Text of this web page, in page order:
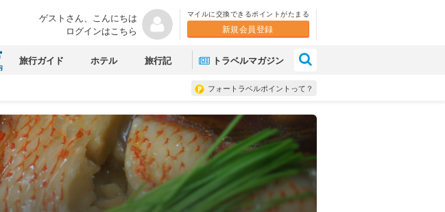
ゲストさん、こんにちは
ログインはこちら
マイルに交換できるポイントがたまる
新規会員登録
旅行ガイド ホテル 旅行記 トラベルマガジン
フォートラベルポイントって？